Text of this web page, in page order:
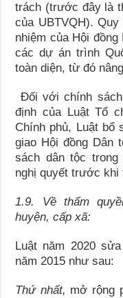
trách (trước đây là
của UBTVQH).
nhiệm của Hội
các dự án trình
toàn diện, từ đó
Đối với chính
định của Luật Tổ
Chính phủ, Luật bổ
giao Hội đồng Dân
sách dân tộc
nghị quyết trước khi
1.9. Về thẩm
huyện, cấp xã:
Luật năm 2020
năm 2015 như sau:
Thứ nhất, mở rộng